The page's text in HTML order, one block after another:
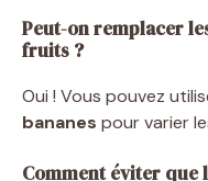
Peut-on remplacer
fruits ?
Oui ! Vous pouvez
bananes pour varier
Comment éviter que